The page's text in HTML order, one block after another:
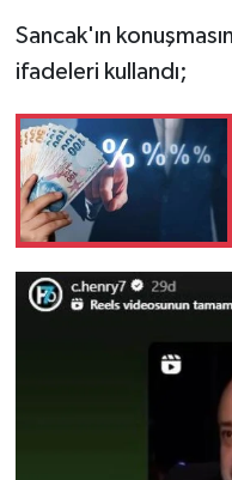
Sancak'ın
ifadeleri kullandı;